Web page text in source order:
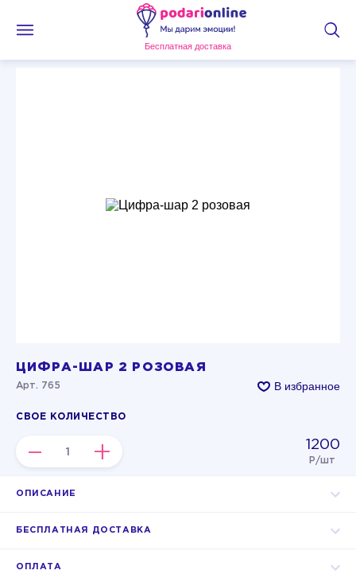
Бесплатная доставка
ЦИФРА-ШАР 2 РОЗОВАЯ
Арт. 765 В избранное
СВОЕ КОЛИЧЕСТВО
– + 1200
Р/шт
ОПИСАНИЕ
БЕСПЛАТНАЯ ДОСТАВКА
ОПЛАТА